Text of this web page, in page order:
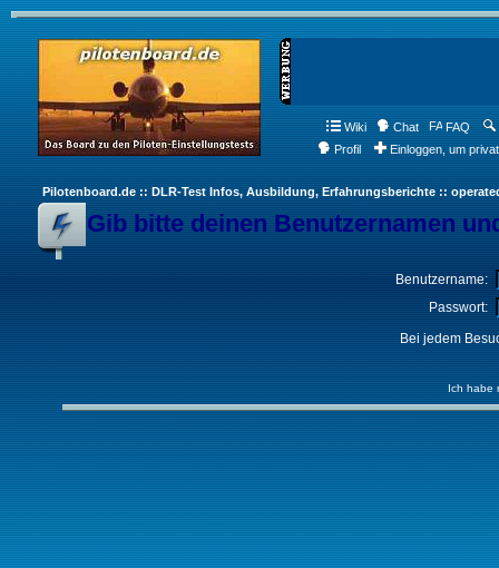
Wiki Chat FAQ
Profil
Einloggen, um
Pilotenboard.de :: DLR-Test Infos, Ausbildung, Erfahrungsberichte ::
Gib bitte deinen Benutzernamen
Benutzername:
Passwort:
Bei jedem
Ich habe